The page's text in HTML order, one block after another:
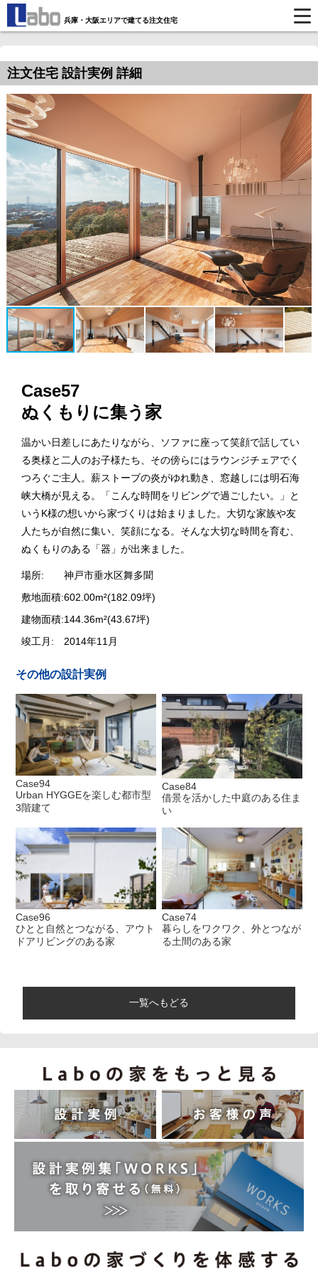
兵庫・大阪エリアで建てる注文住宅
注文住宅 設計実例 詳細
Case57
ぬくもりに集う家
温かい日差しにあたりながら、ソファに座って笑顔で話してい
る奥様と二人のお子様たち、その傍らにはラウンジチェアでく
つろぐご主人。薪ストーブの炎がゆれ動き、窓越しには明石海
峡大橋が見える。「こんな時間をリビングで過ごしたい。」と
いうK様の想いから家づくりは始まりました。大切な家族や友
人たちが自然に集い、笑顔になる。そんな大切な時間を育む、
ぬくもりのある「器」が出来ました。
場所: 神戸市垂水区舞多聞
敷地面積:602.00m²(182.09坪)
建物面積:144.36m²(43.67坪)
竣工月: 2014年11月
その他の設計実例
Case94
Urban HYGGEを楽しむ都市型
3階建て
Case84
借景を活かした中庭のある住ま
い
Case96
ひとと自然とつながる、アウト
ドアリビングのある家
Case74
暮らしをワクワク、外とつなが
る土間のある家
一覧へもどる